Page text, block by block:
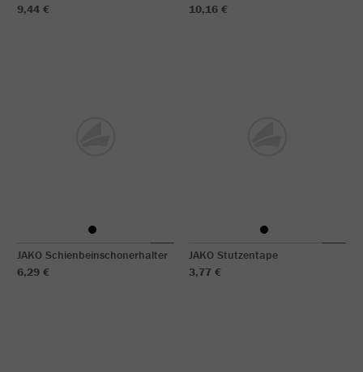
9,44 €
10,16 €
JAKO Schienbeinschonerhalter
6,29 €
JAKO Stutzentape
3,77 €